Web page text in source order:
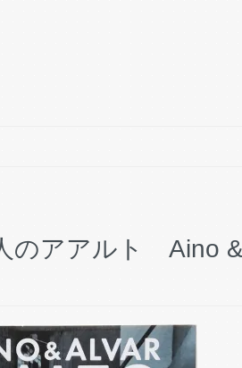
のアアルト Aino